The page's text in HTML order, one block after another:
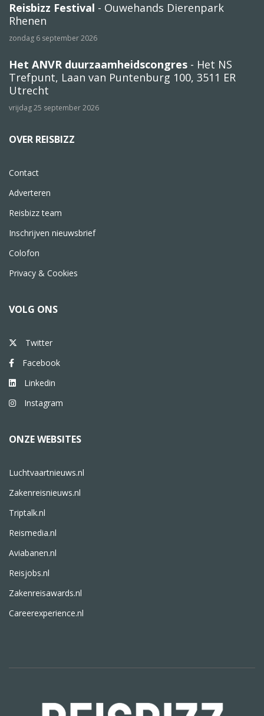
Reisbizz Festival - Ouwehands Dierenpark
Rhenen
zondag 6 september 2026
Het ANVR duurzaamheidscongres - Het NS
Trefpunt, Laan van Puntenburg 100, 3511 ER
Utrecht
vrijdag 25 september 2026
OVER REISBIZZ
Contact
Adverteren
Reisbizz team
Inschrijven nieuwsbrief
Colofon
Privacy & Cookies
VOLG ONS
Twitter
Facebook
Linkedin
Instagram
ONZE WEBSITES
Luchtvaartnieuws.nl
Zakenreisnieuws.nl
Triptalk.nl
Reismedia.nl
Aviabanen.nl
Reisjobs.nl
Zakenreisawards.nl
Careerexperience.nl